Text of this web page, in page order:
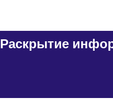
Раскрытие